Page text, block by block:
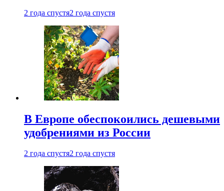
2 года спустя2 года спустя
В Европе обеспокоились дешевыми
удобрениями из России
2 года спустя2 года спустя